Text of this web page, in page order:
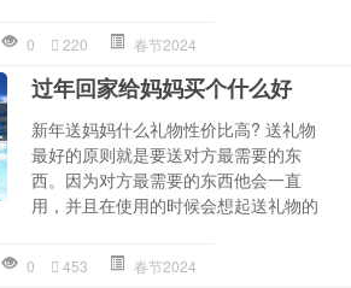
0 220 春节2024
过年回家给妈妈买个什么好
新年送妈妈什么礼物性价比高? 送礼物
最好的原则就是要送对方最需要的东
西。因为对方最需要的东西他会一直
用，并且在使用的时候会想起送礼物的
0 453 春节2024